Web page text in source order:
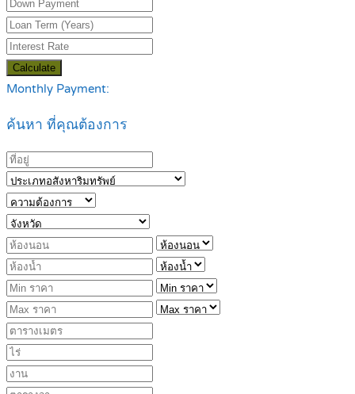
Calculate
Monthly Payment:
ค้นหา ที่คุณต้องการ